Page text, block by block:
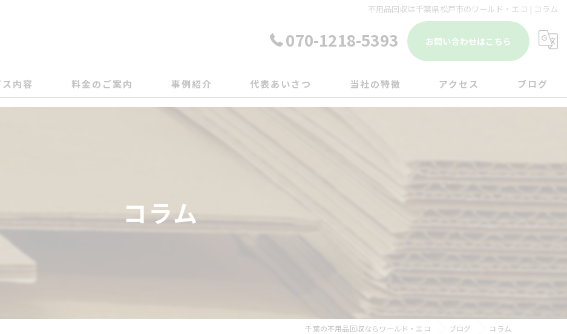
不用品回収は千葉県松戸市のワールド・エコ | コラム
070-1218-5393 お問い合わせはこちら
内容 料金のご案内 事例紹介 代表あいさつ 当社の特徴 アクセス ブログ
コラム
千葉の不用品回収ならワールド・エコ ブログ コラム